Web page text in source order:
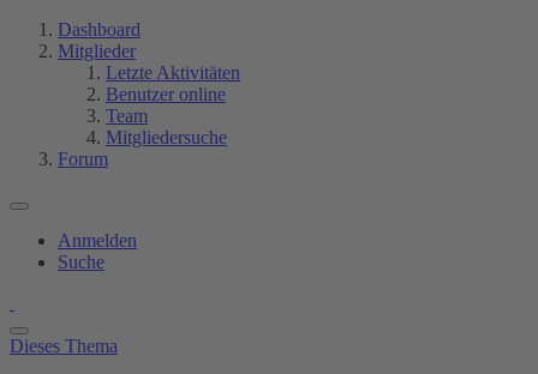
Dashboard
Mitglieder
Letzte Aktivitäten
Benutzer online
Team
Mitgliedersuche
Forum
Anmelden
Suche
Dieses Thema